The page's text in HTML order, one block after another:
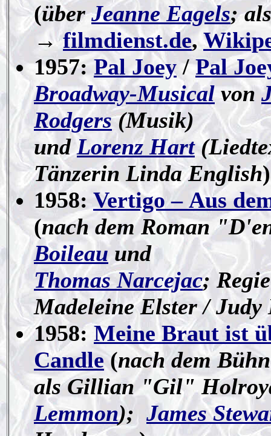
(überJeanne Eagels;
→filmdienst.de,
1957:Pal Joey/Pal
Broadway-Musicalvon
Rodgers(Musik)
undLorenz Hart
Tänzerin Linda English)
1958: Vertigo – Aus
(nach dem Roman
Boileauund
Thomas Narcejac;
Madeleine Elster / Judy
1958: Meine Braut ist
Candle(nach dem
als Gillian "Gil"
Lemmon); James